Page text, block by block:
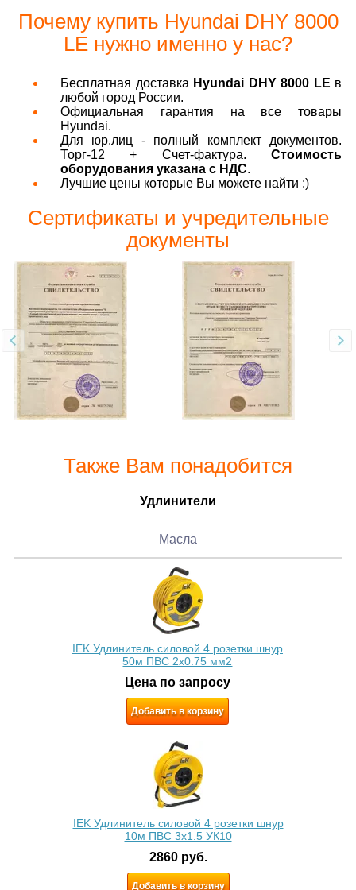
Почему купить Hyundai DHY 8000
LE нужно именно у нас?
Бесплатная доставка Hyundai DHY 8000 LE в
любой город России.
Официальная гарантия на все товары
Hyundai.
Для юр.лиц - полный комплект документов.
Торг-12 + Счет-фактура. Стоимость
оборудования указана с НДС.
Лучшие цены которые Вы можете найти :)
Сертификаты и учредительные
документы
Также Вам понадобится
Удлинители
Масла
IEK Удлинитель силовой 4 розетки шнур
50м ПВС 2х0.75 мм2
Цена по запросу
Добавить в корзину
IEK Удлинитель силовой 4 розетки шнур
10м ПВС 3x1.5 УК10
2860 руб.
Добавить в корзину